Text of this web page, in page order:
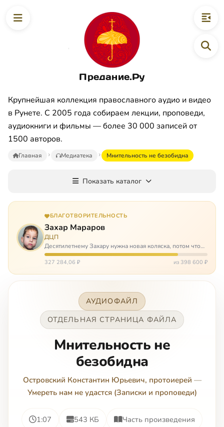
Предание.Ру
Крупнейшая коллекция православного аудио и видео
в Рунете. С 2005 года собираем лекции, проповеди,
аудиокниги и фильмы — более 30 000 записей от
1500 авторов.
Главная Медиатека Мнительность не безобидна
Показать каталог
БЛАГОТВОРИТЕЛЬНОСТЬ
Захар Мараров
ДЦП
Десятилетнему Захару нужна новая коляска, потом что
старая сломалась. А без коляски он не сможет не только
просто выходить из дома, но и продолжать лечение в
327 284,06 ₽ из 398 600 ₽
АУДИОФАЙЛ
ОТДЕЛЬНАЯ СТРАНИЦА ФАЙЛА
Мнительность не
безобидна
Островский Константин Юрьевич, протоиерей —
Умереть нам не удастся (Записки и проповеди)
1:07 543 КБ Часть произведения